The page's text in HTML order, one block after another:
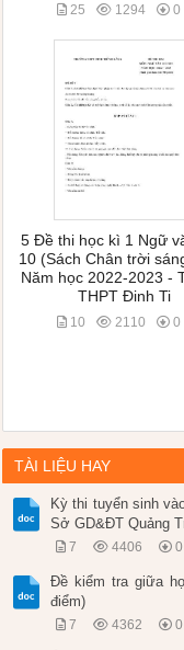
25 1294 0
5 Đề thi học kì 1 Ngữ
10 (Sách Chân trời
Năm học 2022-2023 -
THPT Đinh Ti
10 2110 0
TÀI LIỆU HAY
Kỳ thi tuyển sinh
Sở GD&ĐT Quảng
7 4406 0
Đề kiểm tra giữa
điểm)
7 4362 0